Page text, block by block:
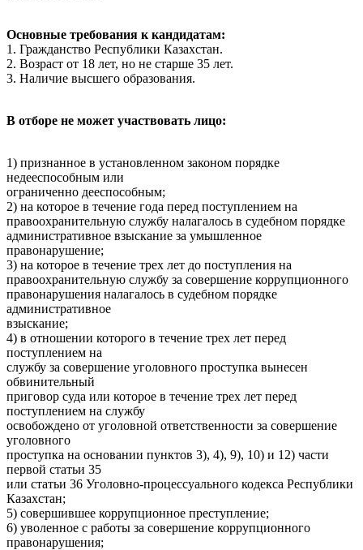
Основные требования к кандидатам:
1. Гражданство Республики Казахстан.
2. Возраст от 18 лет, но не старше 35 лет.
3. Наличие высшего образования.
В отборе не может участвовать лицо:
1) признанное в установленном законом порядке
недееспособным или
ограниченно дееспособным;
2) на которое в течение года перед поступлением на
правоохранительную службу налагалось в судебном порядке
административное взыскание за умышленное
правонарушение;
3) на которое в течение трех лет до поступления на
правоохранительную службу за совершение коррупционного
правонарушения налагалось в судебном порядке
административное
взыскание;
4) в отношении которого в течение трех лет перед
поступлением на
службу за совершение уголовного проступка вынесен
обвинительный
приговор суда или которое в течение трех лет перед
поступлением на службу
освобождено от уголовной ответственности за совершение
уголовного
проступка на основании пунктов 3), 4), 9), 10) и 12) части
первой статьи 35
или статьи 36 Уголовно-процессуального кодекса Республики
Казахстан;
5) совершившее коррупционное преступление;
6) уволенное с работы за совершение коррупционного
правонарушения;